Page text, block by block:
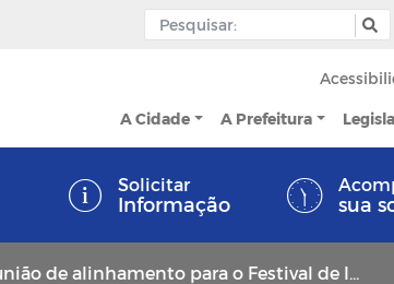
A Cidade A Prefeitura
Solicitar
Informação sua
para o Festival de Inverno das Serras 2025